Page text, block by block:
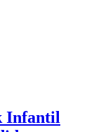
Infantil